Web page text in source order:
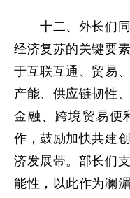
十二、外长们同
经济复苏的关键要
于互联互通、贸易
产能、供应链韧性
金融、跨境贸易便
作，鼓励加快共建
济发展带。部长们
能性，以此作为澜